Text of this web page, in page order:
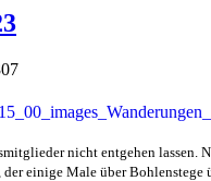
nicht entgehen lassen.
der einige Male über